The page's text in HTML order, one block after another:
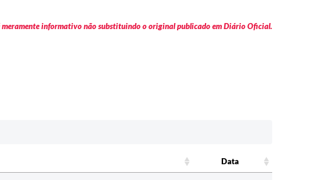
informativo não substituindo o original publicado em Diário Oficial.
Data